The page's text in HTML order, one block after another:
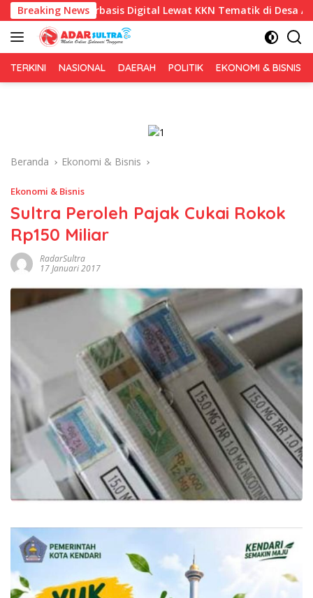
Langsung
ke
konten
Breaking News
Digital Lewat KKN Tematik di Desa Alebo
TERKINI NASIONAL DAERAH POLITIK EKONOMI & BISNIS
Beranda Ekonomi & Bisnis
Ekonomi & Bisnis
Sultra Peroleh Pajak Cukai Rokok
Rp150 Miliar
RadarSultra
17 Januari 2017